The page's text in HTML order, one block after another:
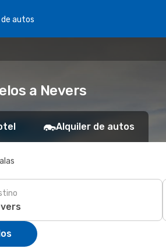
autos
a Nevers
Alquiler de autos